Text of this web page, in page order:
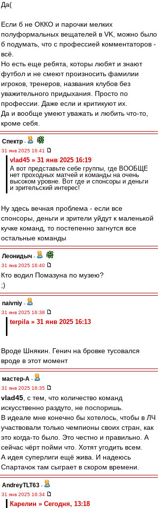
Да(
Если б не ОККО и парочки мелких
полуформальных вещателей в VK, можно было
б подумать, что с профессией комментаторов -
всё.
Но есть еще ребята, которы любят и знают
футбол и не смеют произносить фамилии
игроков, тренеров, названия клубов без
уважительного придыхания. Просто по
профессии. Даже если и критикуют их.
Да и вообще умеют уважать и любить что-то,
кроме себя.
Спектр -
31 янв 2025 16:41
vlad45 » 31 янв 2025 16:19
А вот представьте себе группы, где ВООБЩЕ
нет проходных матчей и команды на очень
высоком уровне. Вот где и спонсоры и деньги
и зрительский интерес!
Ну здесь вечная проблема - если все
спонсоры, деньги и зрители уйдут к маленькой
кучке команд, то постепенно загнутся все
остальные команды
Леонидыч -
31 янв 2025 16:40
Кто водил Помазуна по музею?
;)
naivniy -
31 янв 2025 16:38
terpila » 31 янв 2025 16:13
Вроде Шнякин. Генич на бровке тусовался
вроде в этот момент
мастер-А -
31 янв 2025 16:35
vlad45 , с тем, что количество команд
искусственно раздуто, не поспоришь.
В идеале мне конечно бы хотелось, чтобы в ЛЧ
участвовали только чемпионы своих стран, как
это когда-то было. Это честно и правильно. А
сейчас чёрт пойми что. Хотят угодить всем.
А идея суперлиги ещё жива. И надеюсь
Спартачок там сыграет в скором времени.
AndreyTLT63 -
31 янв 2025 16:34
Карелин » Сегодня, 13:18